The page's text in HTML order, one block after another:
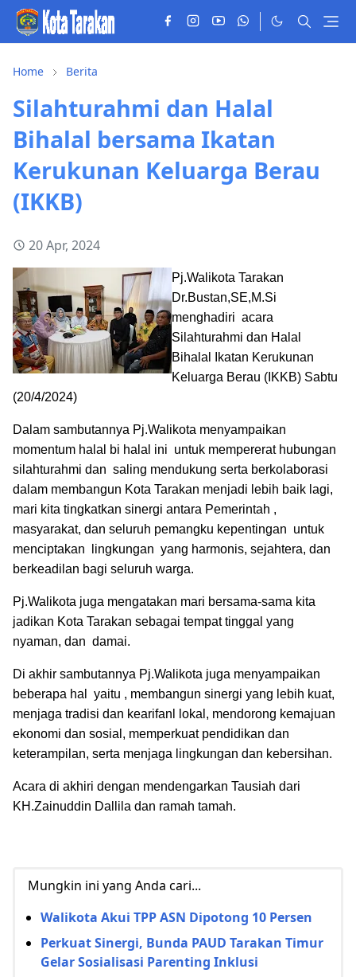
Home Berita
Silahturahmi dan Halal
Bihalal bersama Ikatan
Kerukunan Keluarga Berau
(IKKB)
20 Apr, 2024
Pj.Walikota Tarakan
Dr.Bustan,SE,M.Si
menghadiri acara
Silahturahmi dan Halal
Bihalal Ikatan Kerukunan
Keluarga Berau (IKKB) Sabtu
(20/4/2024)
Dalam sambutannya Pj.Walikota menyampaikan
momentum halal bi halal ini untuk mempererat hubungan
silahturahmi dan saling mendukung serta berkolaborasi
dalam membangun Kota Tarakan menjadi lebih baik lagi,
mari kita tingkatkan sinergi antara Pemerintah ,
masyarakat, dan seluruh pemangku kepentingan untuk
menciptakan lingkungan yang harmonis, sejahtera, dan
berkeadilan bagi seluruh warga.
Pj.Walikota juga mengatakan mari bersama-sama kita
jadikan Kota Tarakan sebagai tempat tinggal yang
nyaman, dan damai.
Di akhir sambutannya Pj.Walikota juga menyampaikan
beberapa hal yaitu , membangun sinergi yang lebih kuat,
menjaga tradisi dan kearifanl lokal, mendorong kemajuan
ekonomi dan sosial, memperkuat pendidikan dan
keterampilan, serta menjaga lingkungan dan kebersihan.
Acara di akhiri dengan mendengarkan Tausiah dari
KH.Zainuddin Dallila dan ramah tamah.
Mungkin ini yang Anda cari...
Walikota Akui TPP ASN Dipotong 10 Persen
Perkuat Sinergi, Bunda PAUD Tarakan Timur
Gelar Sosialisasi Parenting Inklusi